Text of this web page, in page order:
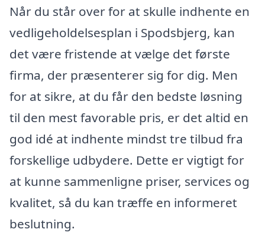
Når du står over for at skulle indhente en
vedligeholdelsesplan i Spodsbjerg, kan
det være fristende at vælge det første
firma, der præsenterer sig for dig. Men
for at sikre, at du får den bedste løsning
til den mest favorable pris, er det altid en
god idé at indhente mindst tre tilbud fra
forskellige udbydere. Dette er vigtigt for
at kunne sammenligne priser, services og
kvalitet, så du kan træffe en informeret
beslutning.